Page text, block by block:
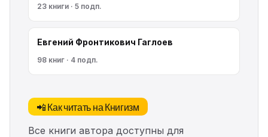
23 книги · 5 подп.
Евгений Фронтикович Гаглоев
98 книг · 4 подп.
📲 Как читать на Книгизм
Все книги автора доступны для